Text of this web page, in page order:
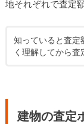
地それぞれで査定
知っていると査定
く理解してから査
建物の査定